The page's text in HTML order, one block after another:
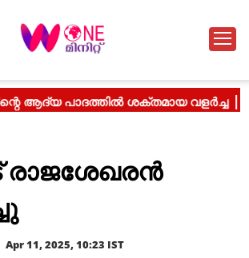
Apr 11, 2025, 10:23 IST